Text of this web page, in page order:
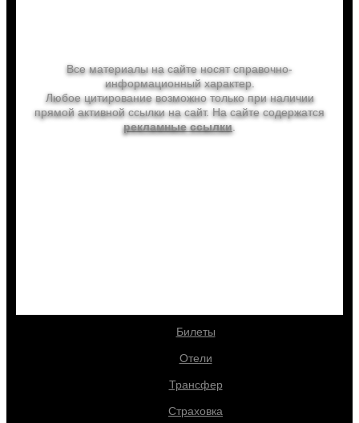
Все материалы на сайте носят справочно-
информационный характер.
Любое цитирование возможно только при наличии
прямой активной ссылки на сайт. На сайте содержатся
рекламные ссылки.
Билеты
Отели
Трансфер
Страховка